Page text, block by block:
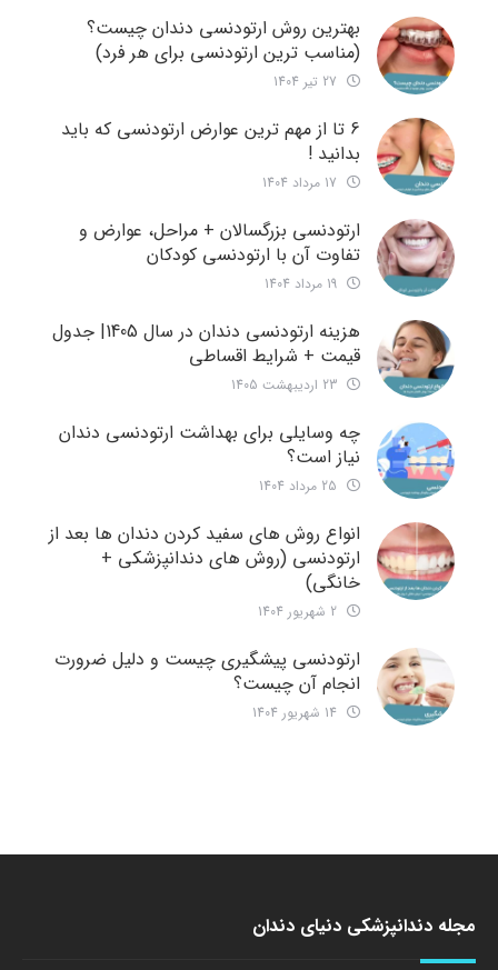
بهترین روش ارتودنسی دندان چیست؟
(مناسب ترین ارتودنسی برای هر فرد)
6 تا از مهم ترین عوارض ارتودنسی که باید
بدانید !
ارتودنسی بزرگسالان + مراحل، عوارض و
تفاوت آن با ارتودنسی کودکان
هزینه ارتودنسی دندان در سال 1405| جدول
قیمت + شرایط اقساطی
چه وسایلی برای بهداشت ارتودنسی دندان
نیاز است؟
انواع روش های سفید کردن دندان ها بعد از
ارتودنسی (روش های دندانپزشکی +
خانگی)
ارتودنسی پیشگیری چیست و دلیل ضرورت
انجام آن چیست؟
مجله دندانپزشکی دنیای دندان